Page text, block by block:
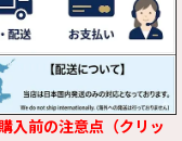
入前の注意点（クリッ